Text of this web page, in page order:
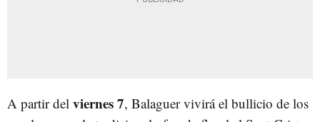
A partir del viernes 7, Balaguer vivirá el bullicio de los